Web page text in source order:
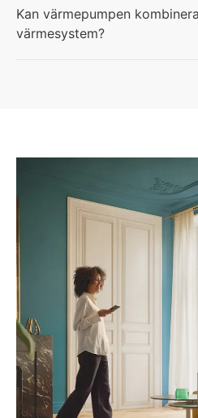
Kan värmepumpen
värmesystem?